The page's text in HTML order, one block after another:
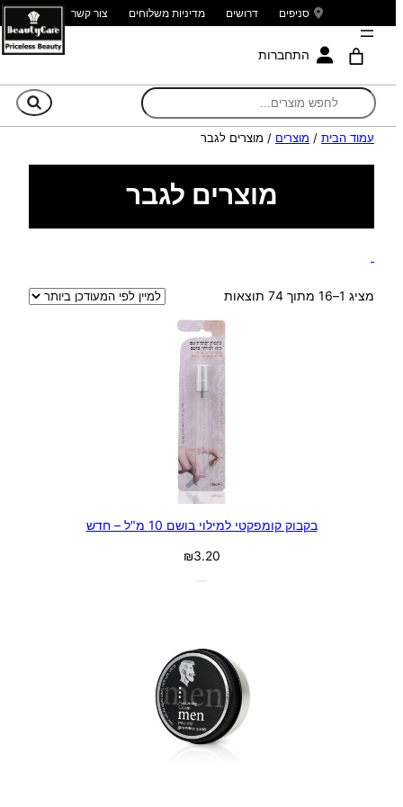
סניפים דרושים מדיניות משלוחים צור קשר
התחברות
עמוד הבית / מוצרים / מוצרים לגבר
מוצרים לגבר
מציג 1–16 מתוך 74 תוצאות
ממוין
הפריט
העדכני
בקבוק קומפקטי למילוי בושם 10 מ"ל – חדש
₪3.20